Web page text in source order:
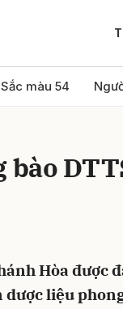
Sắc màu 54
bào
Hòa được
dược liệu